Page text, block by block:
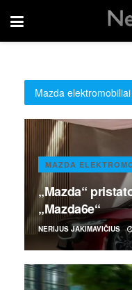
Mazda elektromobiliai
MAZDA
„Mazda“
„Mazda6e“
NERIJUS JAKIMAVIČIUS